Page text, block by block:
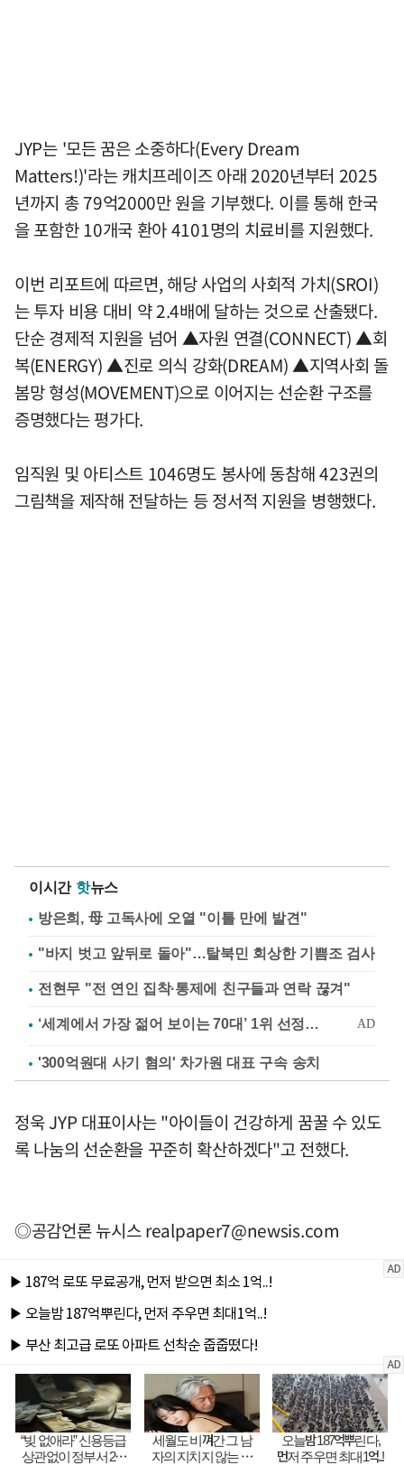
JYP는 '모든 꿈은 소중하다(Every Dream
Matters!)'라는 캐치프레이즈 아래 2020년부터 2025
년까지 총 79억2000만 원을 기부했다. 이를 통해 한국
을 포함한 10개국 환아 4101명의 치료비를 지원했다.
이번 리포트에 따르면, 해당 사업의 사회적 가치(SROI)
는 투자 비용 대비 약 2.4배에 달하는 것으로 산출됐다.
단순 경제적 지원을 넘어 ▲자원 연결(CONNECT) ▲회
복(ENERGY) ▲진로 의식 강화(DREAM) ▲지역사회 돌
봄망 형성(MOVEMENT)으로 이어지는 선순환 구조를
증명했다는 평가다.
임직원 및 아티스트 1046명도 봉사에 동참해 423권의
그림책을 제작해 전달하는 등 정서적 지원을 병행했다.
이시간 핫뉴스
방은희, 母 고독사에 오열 "이틀 만에 발견"
"바지 벗고 앞뒤로 돌아"…탈북민 회상한 기쁨조 검사
전현무 "전 연인 집착·통제에 친구들과 연락 끊겨"
'300억원대 사기 혐의' 차가원 대표 구속 송치
정욱 JYP 대표이사는 "아이들이 건강하게 꿈꿀 수 있도
록 나눔의 선순환을 꾸준히 확산하겠다"고 전했다.
◎공감언론 뉴시스realpaper7@newsis.com